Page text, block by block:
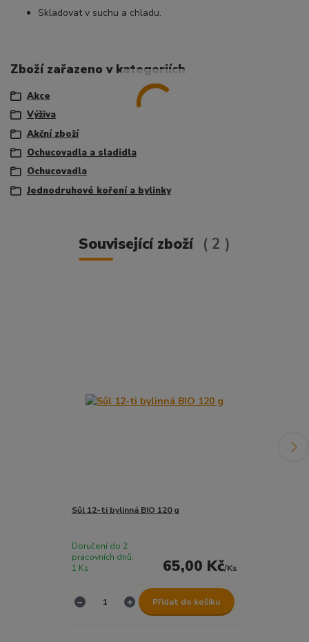
Skladovat v suchu a chladu.
Zboží zařazeno v kategoriích
Akce
Výživa
Akční zboží
Ochucovadla a sladidla
Ochucovadla
Jednodruhové koření a bylinky
Související zboží 2
Sůl 12-ti bylinná BIO 120 g
65,00 Kč/Ks
Doručení do 2
pracovních dnů.
1 Ks
Přidat do košíku